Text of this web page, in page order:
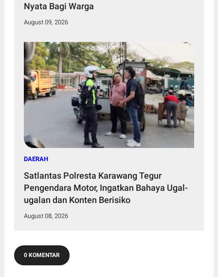
Nyata Bagi Warga
August 09, 2026
DAERAH
Satlantas Polresta Karawang Tegur
Pengendara Motor, Ingatkan Bahaya Ugal-
ugalan dan Konten Berisiko
August 08, 2026
0 KOMENTAR